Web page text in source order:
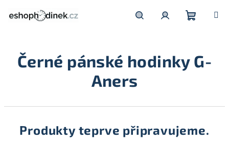
košík
Černé pánské hodinky G-
Aners
Produkty teprve připravujeme.